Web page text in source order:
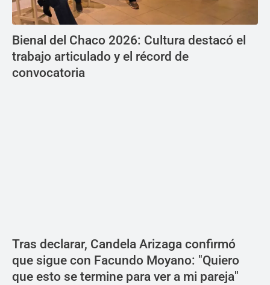
Bienal del Chaco 2026: Cultura destacó el
trabajo articulado y el récord de
convocatoria
Tras declarar, Candela Arizaga confirmó
que sigue con Facundo Moyano: "Quiero
que esto se termine para ver a mi pareja"